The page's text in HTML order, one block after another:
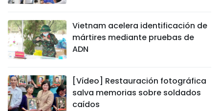
Vietnam acelera identificación de
mártires mediante pruebas de
ADN
[Vídeo] Restauración fotográfica
salva memorias sobre soldados
caídos